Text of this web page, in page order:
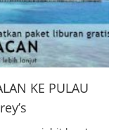
KE PULAU